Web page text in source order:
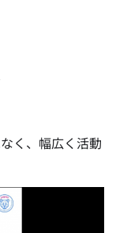
く、幅広く活動